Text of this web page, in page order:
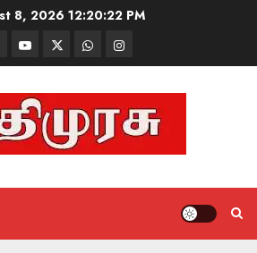
8, 2026 12:20:23 PM
Mathemurasu
TV
TwitterWhatsAppInstagram